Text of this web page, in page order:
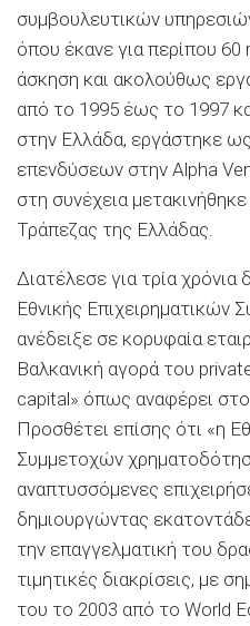
συμβουλευτικών
όπου έκανε για περίπου 60
άσκηση και ακολούθως
από το 1995 έως το 1997
στην Ελλάδα, εργάστηκε
επενδύσεων στην Alpha
στη συνέχεια
Τράπεζας της Ελλάδας.
Διατέλεσε για τρία
Εθνικής Επιχειρηματικών
ανέδειξε σε κορυφαία
Βαλκανική αγορά του
capital» όπως αναφέρει
Προσθέτει επίσης ότι «η
Συμμετοχών
αναπτυσσόμενες
δημιουργώντας
την επαγγελματική του
τιμητικές διακρίσεις, με
του το 2003 από το World